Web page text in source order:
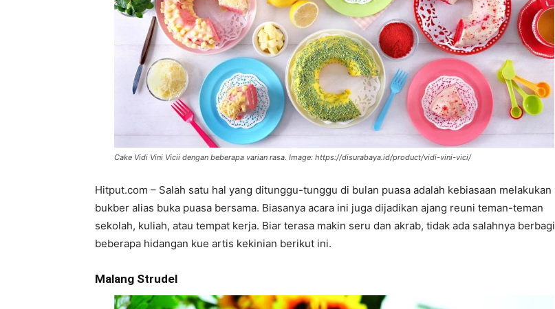
Cake Vidi Vini Vicii dengan beberapa varian rasa. Image: https://disurabaya.id/product/vidi-vini-vici/
Hitput.com – Salah satu hal yang ditunggu-tunggu di bulan puasa adalah kebiasaan melakukan
bukber alias buka puasa bersama. Biasanya acara ini juga dijadikan ajang reuni teman-teman
sekolah, kuliah, atau tempat kerja. Biar terasa makin seru dan akrab, tidak ada salahnya berbagi
beberapa hidangan kue artis kekinian berikut ini.
Malang Strudel